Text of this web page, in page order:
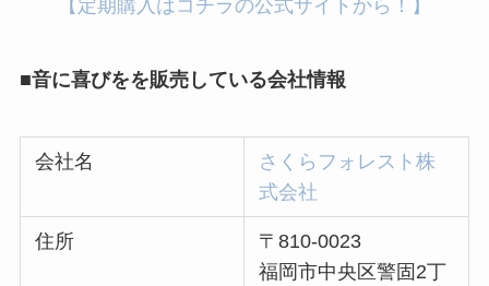
【定期購入はコチラの公式サイトから！】
■音に喜びをを販売している会社情報
会社名
さくらフォレスト株
式会社
住所
〒810-0023
福岡市中央区警固2丁